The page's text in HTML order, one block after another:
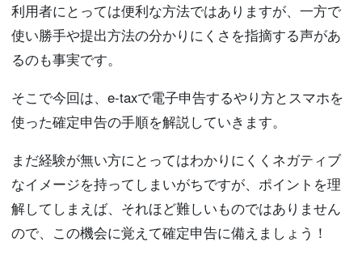
利用者にとっては便利な方法ではありますが、一方で
使い勝手や提出方法の分かりにくさを指摘する声があ
るのも事実です。
そこで今回は、e-taxで電子申告するやり方とスマホを
使った確定申告の手順を解説していきます。
まだ経験が無い方にとってはわかりにくくネガティブ
なイメージを持ってしまいがちですが、ポイントを理
解してしまえば、それほど難しいものではありません
ので、この機会に覚えて確定申告に備えましょう！